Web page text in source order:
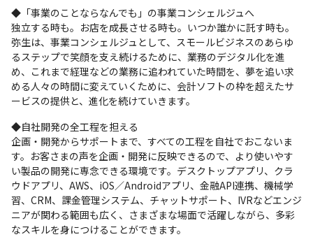
◆「事業のことならなんでも」の事業コンシェルジュへ
独立する時も。お店を成長させる時も。いつか誰かに託す時も。
弥生は、事業コンシェルジュとして、スモールビジネスのあらゆ
るステップで笑顔を支え続けるために、業務のデジタル化を進
め、これまで経理などの業務に追われていた時間を、夢を追い求
める人々の時間に変えていくために、会計ソフトの枠を超えたサ
ービスの提供と、進化を続けていきます。
◆自社開発の全工程を担える
企画・開発からサポートまで、すべての工程を自社でおこないま
す。お客さまの声を企画・開発に反映できるので、より使いやす
い製品の開発に専念できる環境です。デスクトップアプリ、クラ
ウドアプリ、AWS、iOS／Androidアプリ、金融API連携、機械学
習、CRM、課金管理システム、チャットサポート、IVRなどエンジ
ニアが関わる範囲も広く、さまざまな場面で活躍しながら、多彩
なスキルを身につけることができます。